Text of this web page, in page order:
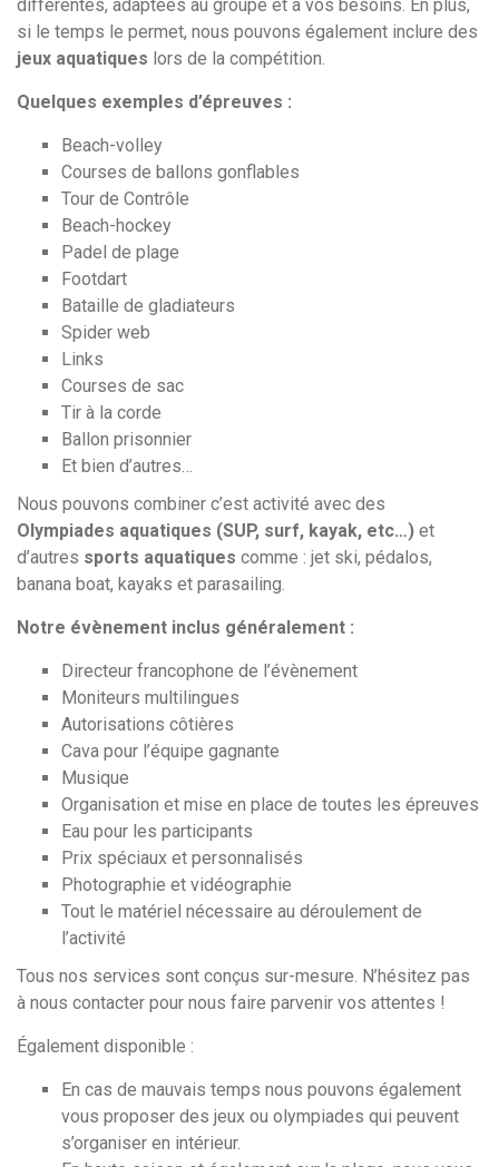
différentes, adaptées au groupe et à vos besoins. En plus,
si le temps le permet, nous pouvons également inclure des
jeux aquatiques lors de la compétition.
Quelques exemples d’épreuves :
Beach-volley
Courses de ballons gonflables
Tour de Contrôle
Beach-hockey
Padel de plage
Footdart
Bataille de gladiateurs
Spider web
Links
Courses de sac
Tir à la corde
Ballon prisonnier
Et bien d’autres…
Nous pouvons combiner c’est activité avec des
Olympiades aquatiques (SUP, surf, kayak, etc…) et
d’autres sports aquatiques comme : jet ski, pédalos,
banana boat, kayaks et parasailing.
Notre évènement inclus généralement :
Directeur francophone de l’évènement
Moniteurs multilingues
Autorisations côtières
Cava pour l’équipe gagnante
Musique
Organisation et mise en place de toutes les épreuves
Eau pour les participants
Prix spéciaux et personnalisés
Photographie et vidéographie
Tout le matériel nécessaire au déroulement de
l’activité
Tous nos services sont conçus sur-mesure. N’hésitez pas
à nous contacter pour nous faire parvenir vos attentes !
Également disponible :
En cas de mauvais temps nous pouvons également
vous proposer des jeux ou olympiades qui peuvent
s’organiser en intérieur.